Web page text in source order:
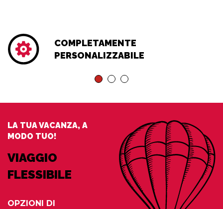
COMPLETAMENTE
PERSONALIZZABILE
LA TUA VACANZA, A
MODO TUO!
VIAGGIO
FLESSIBILE
OPZIONI DI